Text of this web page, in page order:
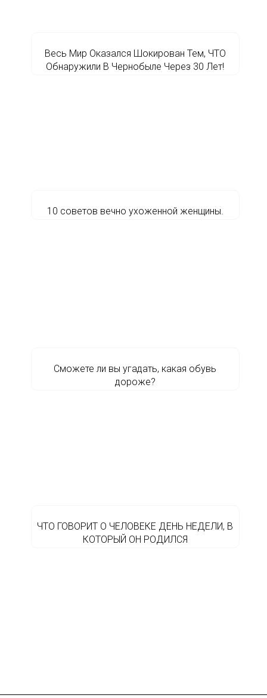
Весь Мир Оказался Шокирован Тем, ЧТО
Обнаружили В Чернобыле Через 30 Лет!
10 советов вечно ухоженной женщины.
Сможете ли вы угадать, какая обувь
дороже?
ЧТО ГОВОРИТ О ЧЕЛОВЕКЕ ДЕНЬ НЕДЕЛИ, В
КОТОРЫЙ ОН РОДИЛСЯ